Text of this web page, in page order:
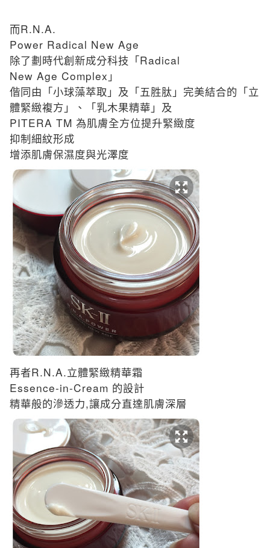
而R.N.A.
Power Radical New Age
除了劃時代創新成分科技「 Radical
New Age Complex 」
偕同由「小球藻萃取」及「五胜肽」完美結合的「立
體緊緻複方」、「乳木果精華」及
PITERA TM 為肌膚全方位提升緊緻度
抑制細紋形成
增添肌膚保濕度與光澤度
再者R.N.A.立體緊緻精華霜
Essence-in-Cream 的設計
精華般的滲透力,讓成分直達肌膚深層